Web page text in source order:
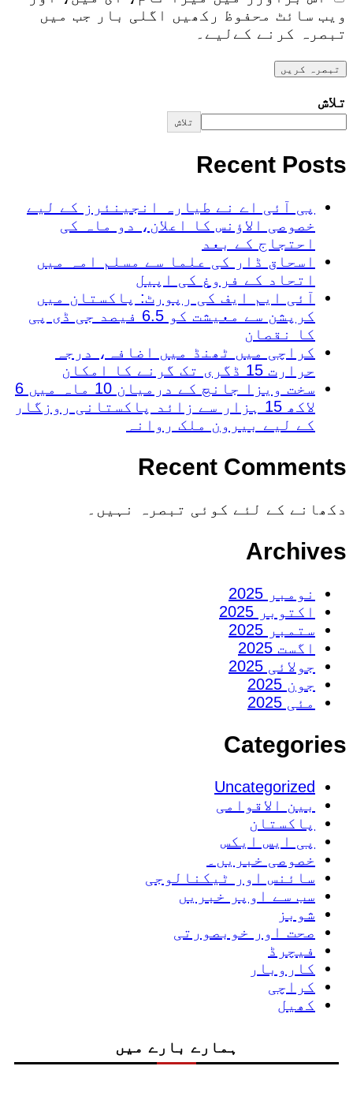
ویب سائٹ محفوظ رکھیں اگلی بار جب میں
تبصرہ کرنے کےلیے۔
تلاش
تلاش
Recent Posts
پی آئی اے نے طیارہ انجینئرز کے لیے
خصوصی الاؤنس کا اعلان، دو ماہ کی
احتجاج کے بعد
اسحاق ڈار کی علما سے مسلم امہ میں
اتحاد کے فروغ کی اپیل
آئی ایم ایف کی رپورٹ: پاکستان میں
کرپشن سے معیشت کو 6.5 فیصد جی ڈی پی
کا نقصان
کراچی میں ٹھنڈ میں اضافہ، درجہ
حرارت 15 ڈگری تک گرنے کا امکان
سخت ویزا جانچ کے درمیان 10 ماہ میں 6
لاکھ 15 ہزار سے زائد پاکستانی روزگار
کے لیے بیرون ملک روانہ
Recent Comments
دکھانے کے لئے کوئی تبصرہ نہیں۔
Archives
نومبر 2025
اکتوبر 2025
ستمبر 2025
اگست 2025
جولائی 2025
جون 2025
مئی 2025
Categories
Uncategorized
بین الاقوامی
پاکستان
پی ایس ایکس
خصوصی خبریں۔
سائنس اور ٹیکنالوجی
سب سے اوپر خبریں
شوبز
صحت اور خوبصورتی
فیچرڈ
کاروبار
کراچی
کھیل
ہمارے بارے میں